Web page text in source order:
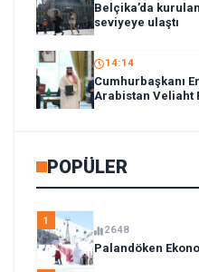
Belçika’da
seviyeye ulaştı
14:14
Cumhurbaşkanı
Arabistan Veliaht
bir araya geldi
POPÜLER
1
2648
Palandöken